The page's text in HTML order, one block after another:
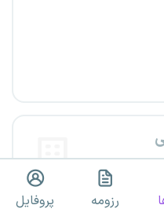
تولیدی
رزومه پروفایل